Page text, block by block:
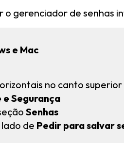
o gerenciador de senhas
e Mac
no canto
Segurança
Senhas
de Pedir para salvar